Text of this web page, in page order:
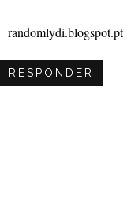
randomlydi.blogspot.pt
RESPONDER